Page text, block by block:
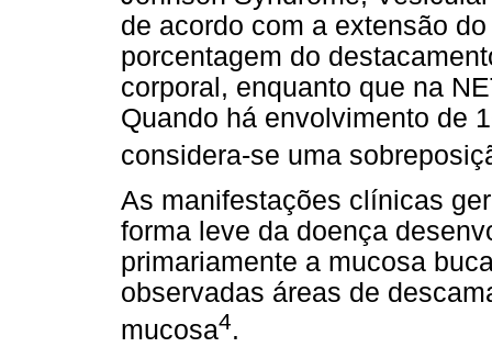
de acordo com a extensão
porcentagem do
corporal, enquanto que na
Quando há envolvimento de
considera-se uma
As manifestações clínicas
forma leve da doença
primariamente a mucosa
observadas áreas de
mucosa4.